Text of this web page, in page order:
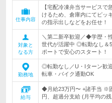
仕事内容
【宅配冷凍弁当サービスで
けるため、倉庫内にてピッ
の指示出しなどをお任せ！
対象と
なる方
＼第二新卒歓迎／◆学歴・
世代が活躍中 ◎転勤なし＆
ポートで安心のスタート！
勤務地
◎転勤なし／U・Iターン歓
転車・バイク通勤OK
給与
◆月給23万円〜 +諸手当 ※
円、超過分支給 (月平均の残